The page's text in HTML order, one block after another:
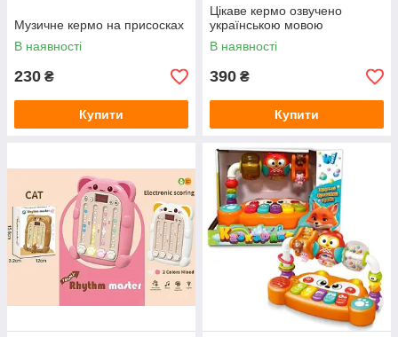
Музичне кермо на присосках
В наявності
230 ₴
Купити
Цікаве кермо озвучено
українською мовою
В наявності
390 ₴
Купити